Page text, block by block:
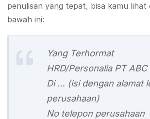
penulisan yang tepat, bisa kamu lihat
bawah ini:
Yang Terhormat
HRD/Personalia PT ABC
Di … (isi dengan alamat
perusahaan)
No telepon perusahaan